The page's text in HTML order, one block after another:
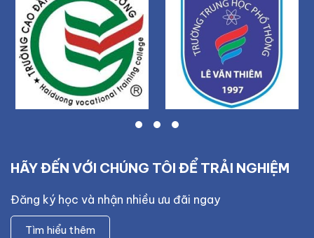
HÃY ĐẾN VỚI CHÚNG TÔI ĐỂ TRẢI NGHIỆM
Đăng ký học và nhận nhiều ưu đãi ngay
Tìm hiểu thêm